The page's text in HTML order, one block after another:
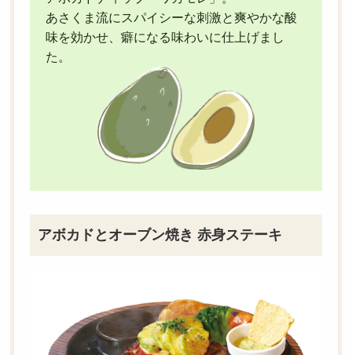
あさくま流にスパイシーな刺激と爽やかな酸
味を効かせ、癖になる味わいに仕上げまし
た。
アボカドとオーブン焼き 赤身ステーキ